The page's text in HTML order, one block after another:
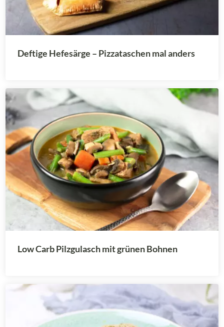
Deftige Hefesärge – Pizzataschen mal anders
Low Carb Pilzgulasch mit grünen Bohnen